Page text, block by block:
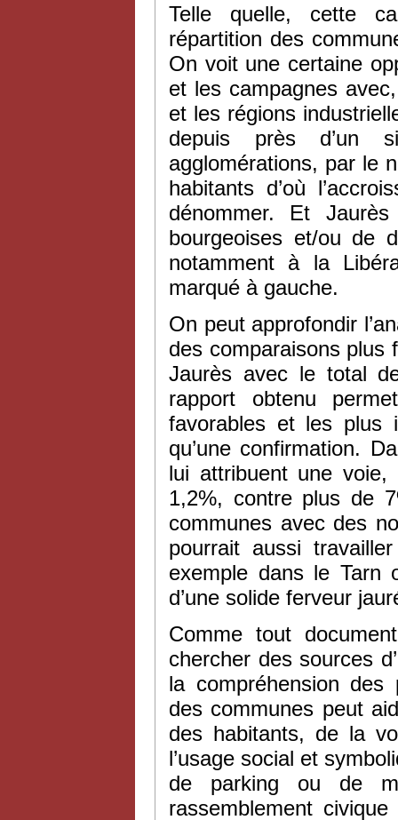
Telle quelle, cette
répartition des
On voit une certaine
et les campagnes
et les régions
depuis près d’un
agglomérations, par le
habitants d’où
dénommer. Et
bourgeoises et/ou de
notamment à la
marqué à gauche.
On peut approfondir
des comparaisons plus
Jaurès avec le total
rapport obtenu
favorables et les plus
qu’une confirmation.
lui attribuent une
1,2%, contre plus de
communes avec des
pourrait aussi
exemple dans le Tarn
d’une solide ferveur
Comme tout
chercher des sources
la compréhension des
des communes peut
des habitants, de la
l’usage social et
de parking ou de
rassemblement